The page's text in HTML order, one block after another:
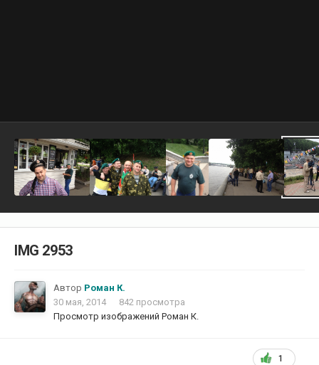
IMG 2953
Автор Роман К.
30 мая, 2014
842 просмотра
Просмотр изображений Роман К.
1